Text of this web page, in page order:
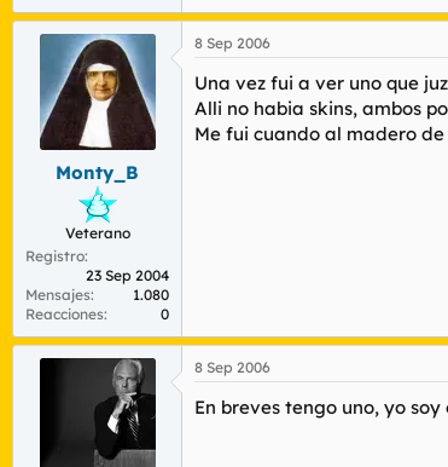
Monty_B
Veterano
Registro
23 Sep 2004
Mensajes
1.080
Reacciones
0
8 Sep 2006
Una vez fui a ver uno que
Alli no habia skins, ambos
Me fui cuando al madero
8 Sep 2006
En breves tengo uno, yo